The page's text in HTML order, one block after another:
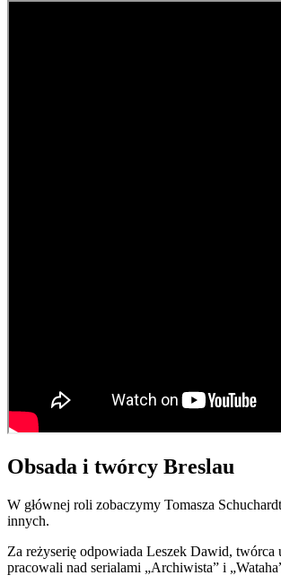
Obsada i twórcy Breslau
W głównej roli zobaczymy Tomasza
innych.
Za reżyserię odpowiada Leszek Dawid, twórca
pracowali nad serialami „Archiwista” i